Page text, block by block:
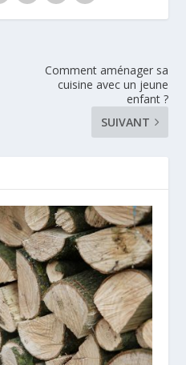
Comment aménager sa
cuisine avec un jeune
enfant ?
SUIVANT